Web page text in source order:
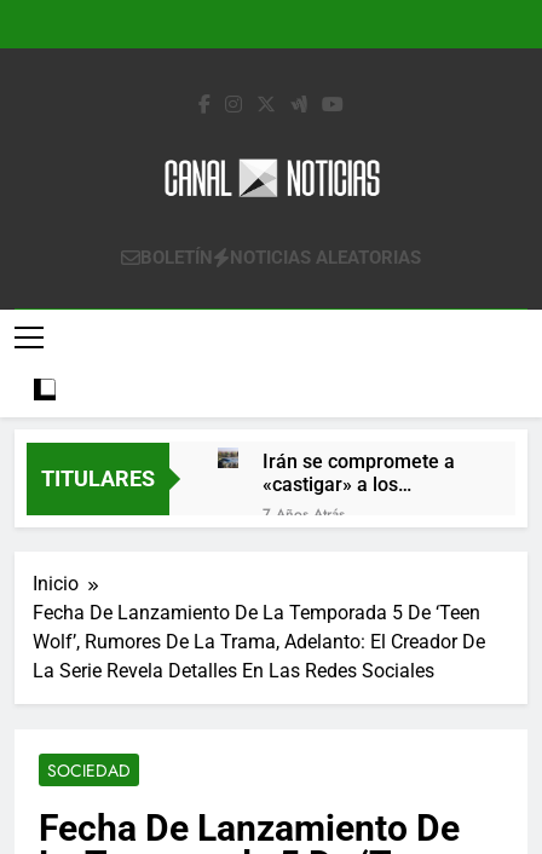
Canal Noticias
Canal Noticias
BOLETÍN NOTICIAS ALEATORIAS
TITULARES
Irán se compromete a
«castigar» a los
responsables de
derribar un avión
7 Años Atrás
diciembre
Los últimos paquetes
especiales Hush Socks
México disponibles en
7 Años Atrás
El famoso chef y
miembro de la familia
7 Años Atrás
Inicio
Fecha De Lanzamiento De La Temporada 5 De ‘Teen
Wolf’, Rumores De La Trama, Adelanto: El Creador De
La Serie Revela Detalles En Las Redes Sociales
SOCIEDAD
Fecha De Lanzamiento De